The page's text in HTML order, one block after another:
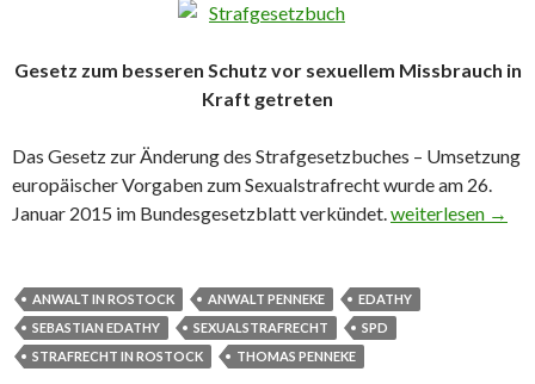
Gesetz zum besseren Schutz vor sexuellem Missbrauch in
Kraft getreten
Das Gesetz zur Änderung des Strafgesetzbuches – Umsetzung
europäischer Vorgaben zum Sexualstrafrecht wurde am 26.
Januar 2015 im Bundesgesetzblatt verkündet.Neues Gesetz
weiterlesen →
ANWALT IN ROSTOCK ANWALT PENNEKE
EDATHY
SEBASTIAN EDATHY
SEXUALSTRAFRECHT
SPD
STRAFRECHT IN ROSTOCK
THOMAS PENNEKE